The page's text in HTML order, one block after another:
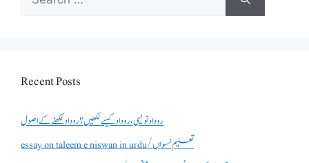
for:
Recent Posts
روداد نویسی ،روداد کیسے لکھیں؟ روداد لکھنے کے اصول
essay on taleem e niswan in urdu/تعلیم نسواں